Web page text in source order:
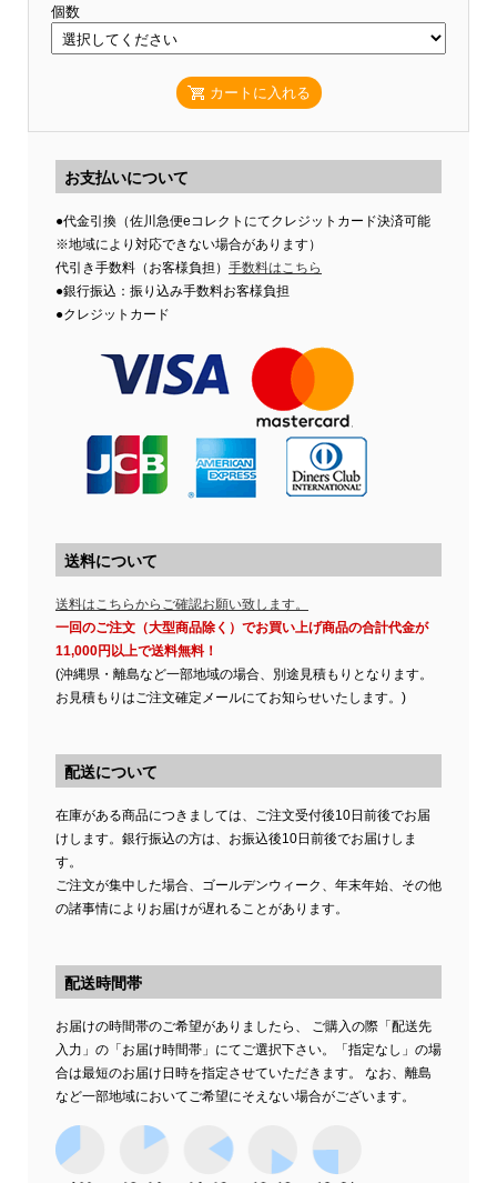
個数
カートに入れる
お支払いについて
●代金引換（佐川急便eコレクトにてクレジットカード決済可能
※地域により対応できない場合があります）
代引き手数料（お客様負担） 手数料はこちら
●銀行振込：振り込み手数料お客様負担
●クレジットカード
送料について
送料はこちらからご確認お願い致します。
一回のご注文（大型商品除く）でお買い上げ商品の合計代金が
11,000円以上で送料無料！
(沖縄県・離島など一部地域の場合、別途見積もりとなります。
お見積もりはご注文確定メールにてお知らせいたします。)
配送について
在庫がある商品につきましては、ご注文受付後10日前後でお届
けします。銀行振込の方は、お振込後10日前後でお届けしま
す。
ご注文が集中した場合、ゴールデンウィーク、年末年始、その他
の諸事情によりお届けが遅れることがあります。
配送時間帯
お届けの時間帯のご希望がありましたら、 ご購入の際「配送先
入力」の「お届け時間帯」にてご選択下さい。「指定なし」の場
合は最短のお届け日時を指定させていただきます。 なお、離島
など一部地域においてご希望にそえない場合がございます。